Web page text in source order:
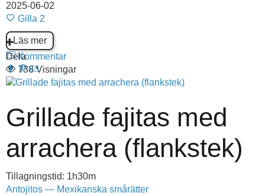
2025-06-02
Gilla 2
Läs mer
Kommentar
738 Visningar
Dela
Grillade fajitas med
arrachera (flankstek)
Tillagningstid: 1h30m
Antojitos — Mexikanska smårätter